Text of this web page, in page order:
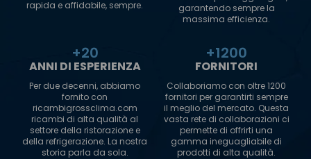
rapida e affidabile, sempre.
garantendo sempre la
massima efficienza.
+20
ANNI DI ESPERIENZA
Per due decenni, abbiamo
fornito con
ricambigrossclima.com
ricambi di alta qualità al
settore della ristorazione e
della refrigerazione. La nostra
storia parla da sola.
+1200
FORNITORI
Collaboriamo con oltre 1200
fornitori per garantirti sempre
il meglio del mercato. Questa
vasta rete di collaborazioni ci
permette di offrirti una
gamma ineguagliabile di
prodotti di alta qualità.